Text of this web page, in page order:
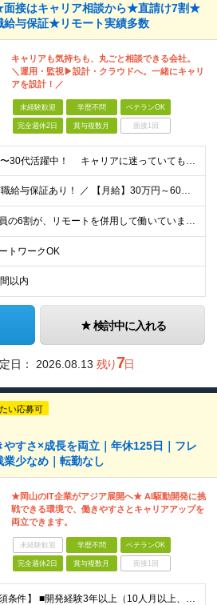
面接はキャリア相談から★直請け7割★
与保証★リモート実績多数
キャリアも気持ちも、丸ごと相談できる会社。
＼運用・監視▶︎設計・クラウドへ。一緒にキャリ
アを設計！／
未経験歓迎 学歴不問 ベテランOK
完全週休2日 賞与複数月 面接1回
20〜30代活躍中！ キャリアに迷っていても大丈夫。 ＼まずは相談から始めませんか？／ ■サーバー／ネットワーク／クラウドいずれかの分野での実務経験をお持ちの方（半年以上） ※運用・監視・ヘル
＼ 前職給与保証あり！ ／ 【月給】30万円～60万円（各種手当含む） ※経験・スキルを考慮の上、決定します ※月給には、みなし残業時間37時間分（67,300円～）を含む。 ※超過分は別途支給します
◇社員の6割が、リモートを併用して働いています！ ◇フルリモートの実績もあり！ ◇勤務地やお住いの地域や希望を考慮 ◇転居を伴う転勤なし 東京23区内をメインに、西東京や横浜、千葉エリアの プロジェ
トワークOK
以内
検討中に入れる
日： 2026.08.13 残り7日
い応募可
すさ×成長を両立｜年休125日｜フレ
少なめ｜転勤なし
★岡山のIT企業がアジア展開へ★ AI駆動開発に挑
戦できる環境で、働きやすさとキャリアアップを
両立できます。
未経験歓迎 学歴不問 ベテランOK
完全週休2日 賞与複数月 面接1回
【必須条件】 ■開発経験3年以上（10人月以上、5名以上の体制での経験あり） ■要件定義～上流設計までの経験 ■Web系、フロントエンド、バックエンド共に開発経験あり ■フレームワーク、製品パッケージ